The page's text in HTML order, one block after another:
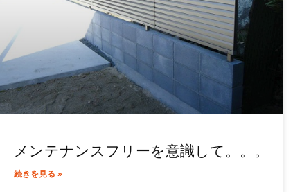
メンテナンスフリーを意識して。。。
続きを見る »